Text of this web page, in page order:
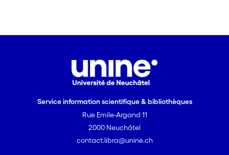
Service information scientifique & bibliothèques
Rue Emile-Argand 11
2000 Neuchâtel
contact.libra@unine.ch